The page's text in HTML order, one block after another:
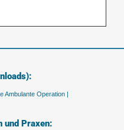
Ambulante Operation |
und Praxen: